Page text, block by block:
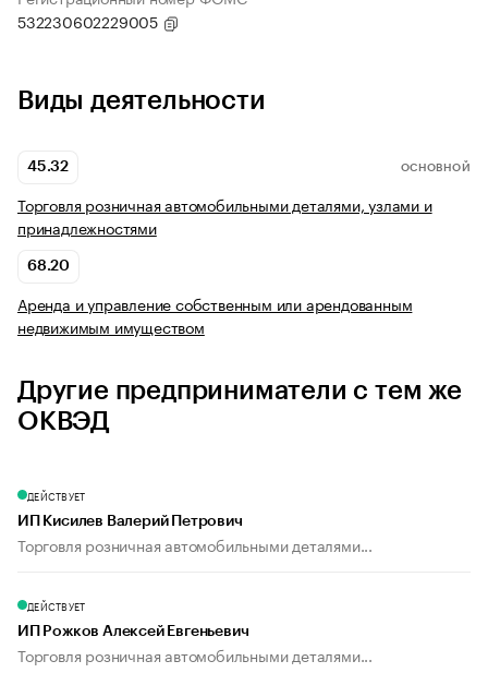
532230602229005
Виды деятельности
45.32 ОСНОВНОЙ
Торговля розничная автомобильными деталями, узлами и
принадлежностями
68.20
Аренда и управление собственным или арендованным
недвижимым имуществом
Другие предприниматели с тем же
ОКВЭД
ДЕЙСТВУЕТ
ИП Кисилев Валерий Петрович
Торговля розничная автомобильными деталями...
ДЕЙСТВУЕТ
ИП Рожков Алексей Евгеньевич
Торговля розничная автомобильными деталями...